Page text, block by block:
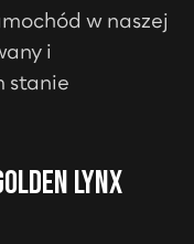
w naszej
i
stanie
Lynx